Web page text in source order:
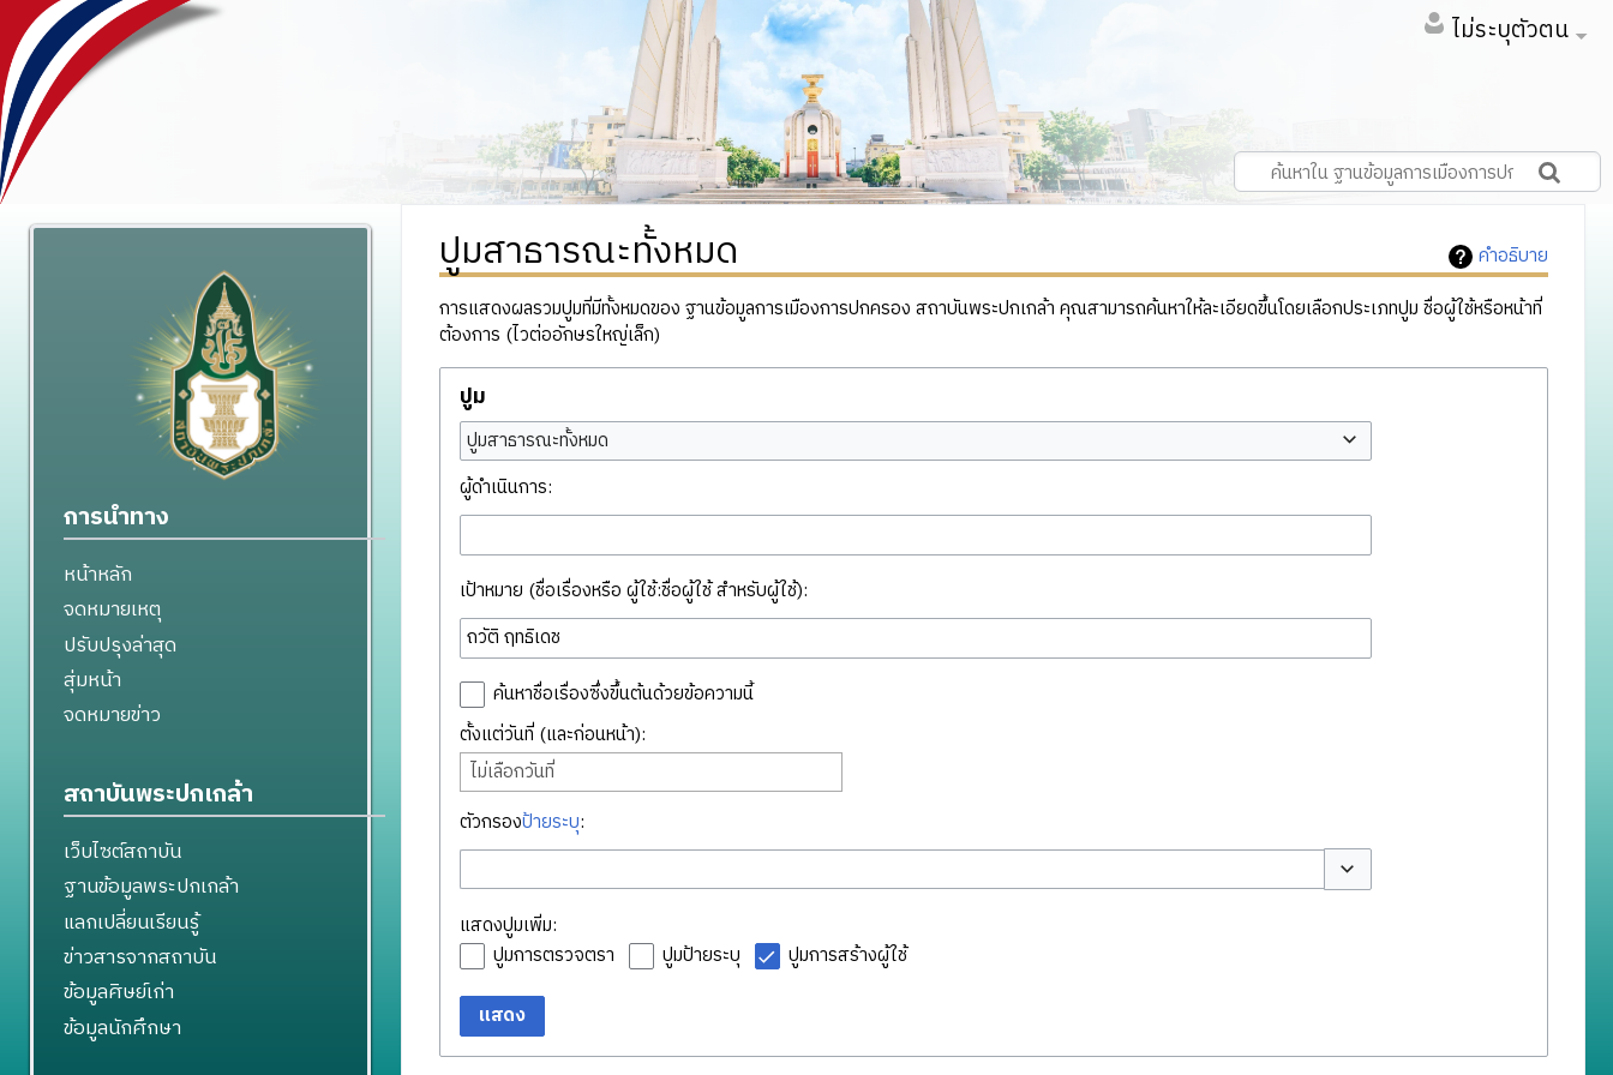
ไม่ระบุตัวตน
คำอธิบาย
ปูมสาธารณะทั้งหมด
การแสดงผลรวมปูมที่มีทั้งหมดของ ฐานข้อมูลการเมืองการปกครอง สถาบันพระปกเกล้า คุณสามารถค้นหาให้ละเอียดขึ้นโดยเลือกประเภทปูม ชื่อผู้ใช้หรือหน้าที่
ต้องการ (ไวต่ออักษรใหญ่เล็ก)
ปูม
ปูมสาธารณะทั้งหมด
ผู้ดำเนินการ:
เป้าหมาย (ชื่อเรื่องหรือ ผู้ใช้:ชื่อผู้ใช้ สำหรับผู้ใช้):
ค้นหาชื่อเรื่องซึ่งขึ้นต้นด้วยข้อความนี้
ตั้งแต่วันที่ (และก่อนหน้า):
ไม่เลือกวันที่
ตัวกรองป้ายระบุ:
สลับตัวเลือก
แสดงปูมเพิ่ม:
ปูมการตรวจตรา
ปูมป้ายระบุ ปูมการสร้างผู้ใช้
แสดง
การนำทาง
หน้าหลัก
จดหมายเหตุ
ปรับปรุงล่าสุด
สุ่มหน้า
จดหมายข่าว
สถาบันพระปกเกล้า
เว็บไซต์สถาบัน
ฐานข้อมูลพระปกเกล้า
แลกเปลี่ยนเรียนรู้
ข่าวสารจากสถาบัน
ข้อมูลศิษย์เก่า
ข้อมูลนักศึกษา